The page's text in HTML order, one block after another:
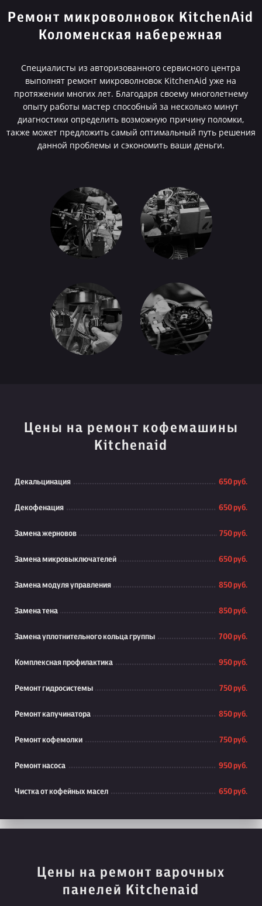
Ремонт микроволновок KitchenAid
Коломенская набережная
Специалисты из авторизованного сервисного центра
выполнят ремонт микроволновок KitchenAid уже на
протяжении многих лет. Благодаря своему многолетнему
опыту работы мастер способный за несколько минут
диагностики определить возможную причину поломки,
также может предложить самый оптимальный путь решения
данной проблемы и сэкономить ваши деньги.
Цены на ремонт кофемашины
Kitchenaid
Декальцинация 650 руб.
Декофенация 650 руб.
Замена жерновов 750 руб.
Замена микровыключателей 650 руб.
Замена модуля управления 850 руб.
Замена тена 850 руб.
Замена уплотнительного кольца группы 700 руб.
Комплексная профилактика 950 руб.
Ремонт гидросистемы 750 руб.
Ремонт капучинатора 850 руб.
Ремонт кофемолки 750 руб.
Ремонт насоса 950 руб.
Чистка от кофейных масел 650 руб.
Цены на ремонт варочных
панелей Kitchenaid